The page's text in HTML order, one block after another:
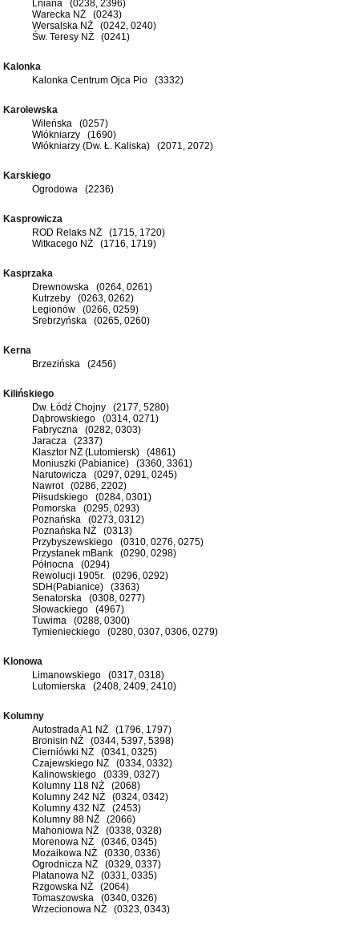
Lniana (0238, 2396)
Warecka NŻ (0243)
Wersalska NŻ (0242, 0240)
Św. Teresy NŻ (0241)
Kalonka
Kalonka Centrum Ojca Pio (3332)
Karolewska
Wileńska (0257)
Włókniarzy (1690)
Włókniarzy (Dw. Ł. Kaliska) (2071, 2072)
Karskiego
Ogrodowa (2236)
Kasprowicza
ROD Relaks NŻ (1715, 1720)
Witkacego NŻ (1716, 1719)
Kasprzaka
Drewnowska (0264, 0261)
Kutrzeby (0263, 0262)
Legionów (0266, 0259)
Srebrzyńska (0265, 0260)
Kerna
Brzezińska (2456)
Kilińskiego
Dw. Łódź Chojny (2177, 5280)
Dąbrowskiego (0314, 0271)
Fabryczna (0282, 0303)
Jaracza (2337)
Klasztor NŻ (Lutomiersk) (4861)
Moniuszki (Pabianice) (3360, 3361)
Narutowicza (0297, 0291, 0245)
Nawrot (0286, 2202)
Piłsudskiego (0284, 0301)
Pomorska (0295, 0293)
Poznańska (0273, 0312)
Poznańska NŻ (0313)
Przybyszewskiego (0310, 0276, 0275)
Przystanek mBank (0290, 0298)
Północna (0294)
Rewolucji 1905r. (0296, 0292)
SDH(Pabianice) (3363)
Senatorska (0308, 0277)
Słowackiego (4967)
Tuwima (0288, 0300)
Tymienieckiego (0280, 0307, 0306, 0279)
Klonowa
Limanowskiego (0317, 0318)
Lutomierska (2408, 2409, 2410)
Kolumny
Autostrada A1 NŻ (1796, 1797)
Bronisin NŻ (0344, 5397, 5398)
Cierniówki NŻ (0341, 0325)
Czajewskiego NŻ (0334, 0332)
Kalinowskiego (0339, 0327)
Kolumny 118 NŻ (2068)
Kolumny 242 NŻ (0324, 0342)
Kolumny 432 NŻ (2453)
Kolumny 88 NŻ (2066)
Mahoniowa NŻ (0338, 0328)
Morenowa NŻ (0346, 0345)
Mozaikowa NŻ (0330, 0336)
Ogrodnicza NŻ (0329, 0337)
Platanowa NŻ (0331, 0335)
Rzgowska NŻ (2064)
Tomaszowska (0340, 0326)
Wrzecionowa NŻ (0323, 0343)